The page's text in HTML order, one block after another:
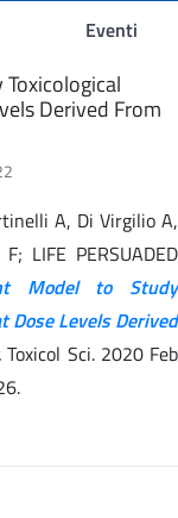
Eventi
Derived From
A, Di Virgilio A,
LIFE PERSUADED
Model to Study
Dose Levels Derived
Toxicol Sci. 2020 Feb